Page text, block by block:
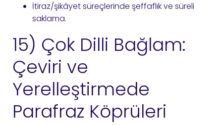
İtiraz/şikâyet süreçlerinde şeffaflık ve süreli
saklama.
15) Çok Dilli Bağlam:
Çeviri ve
Yerelleştirmede
Parafraz Köprüleri